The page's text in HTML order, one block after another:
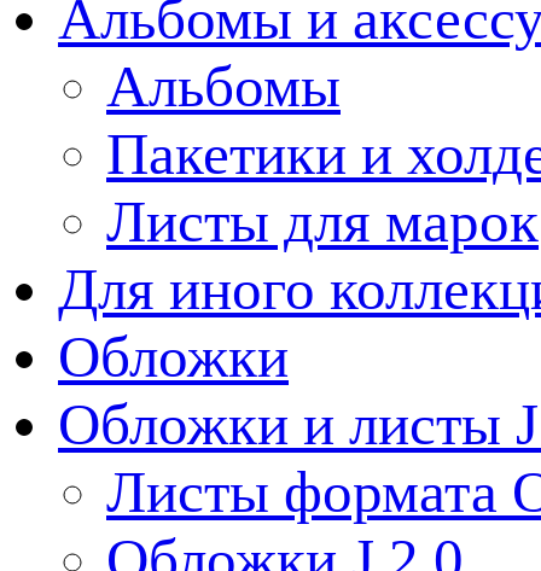
Альбомы и
Альбомы
Пакетики и
Листы для марок
Для иного
Обложки
Обложки и листы
Листы формата